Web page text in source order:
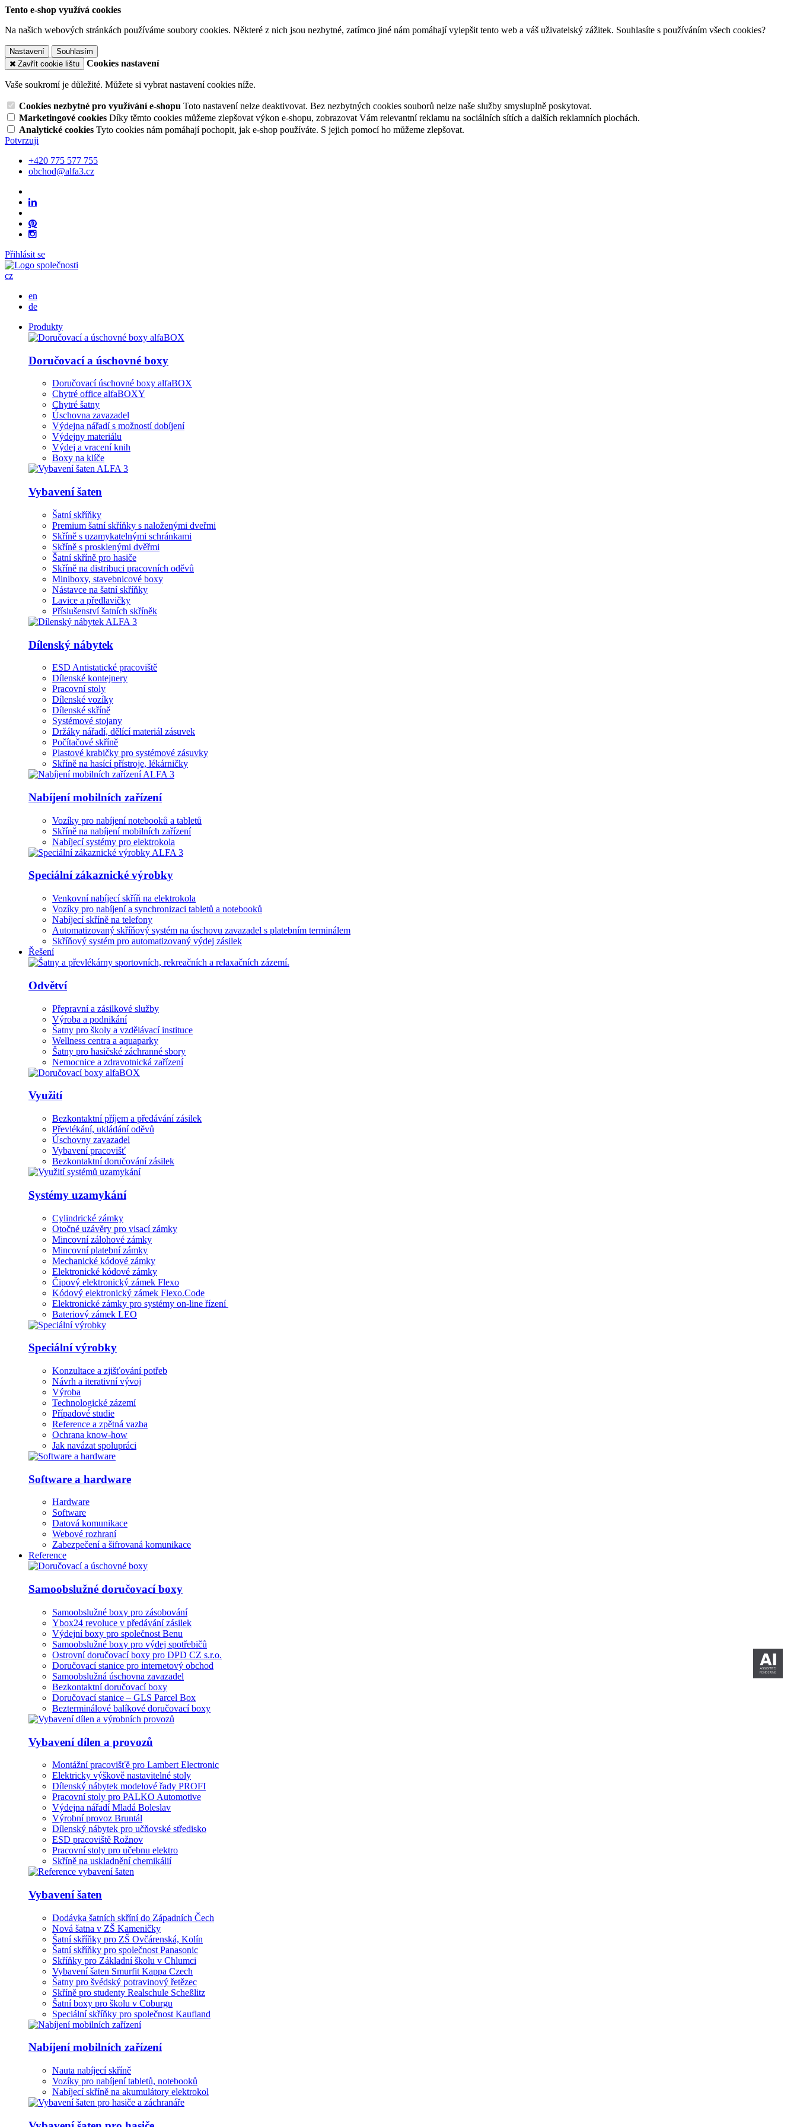
Tento e-shop využívá cookies
Na našich webových stránkách používáme soubory cookies. Některé z nich jsou nezbytné, zatímco jiné nám pomáhají vylepšit tento web a váš uživatelský zážitek. Souhlasíte s používáním všech cookies?
Nastavení
Souhlasím
Zavřít cookie lištu
Cookies nastavení
Vaše soukromí je důležité. Můžete si vybrat nastavení cookies níže.
Cookies nezbytné pro využívání e-shopu Toto nastavení nelze deaktivovat. Bez nezbytných cookies souborů nelze naše služby smysluplně poskytovat.
Marketingové cookies Díky těmto cookies můžeme zlepšovat výkon e-shopu, zobrazovat Vám relevantní reklamu na sociálních sítích a dalších reklamních plochách.
Analytické cookies Tyto cookies nám pomáhají pochopit, jak e-shop používáte. S jejich pomocí ho můžeme zlepšovat.
Potvrzuji
+420 775 577 755
obchod@alfa3.cz
Přihlásit se
cz
en
de
Produkty
Doručovací a úschovné boxy
Doručovací úschovné boxy alfaBOX
Chytré office alfaBOXY
Chytré šatny
Úschovna zavazadel
Výdejna nářadí s možností dobíjení
Výdejny materiálu
Výdej a vracení knih
Boxy na klíče
Vybavení šaten
Šatní skříňky
Premium šatní skříňky s naloženými dveřmi
Skříně s uzamykatelnými schránkami
Skříně s prosklenými dvěřmi
Šatní skříně pro hasiče
Skříně na distribuci pracovních oděvů
Miniboxy, stavebnicové boxy
Nástavce na šatní skříňky
Lavice a předlavičky
Příslušenství šatních skříněk
Dílenský nábytek
ESD Antistatické pracoviště
Dílenské kontejnery
Pracovní stoly
Dílenské vozíky
Dílenské skříně
Systémové stojany
Držáky nářadí, dělící materiál zásuvek
Počítačové skříně
Plastové krabičky pro systémové zásuvky
Skříně na hasící přístroje, lékárničky
Nabíjení mobilních zařízení
Vozíky pro nabíjení notebooků a tabletů
Skříně na nabíjení mobilních zařízení
Nabíjecí systémy pro elektrokola
Speciální zákaznické výrobky
Venkovní nabíjecí skříň na elektrokola
Vozíky pro nabíjení a synchronizaci tabletů a notebooků
Nabíjecí skříně na telefony
Automatizovaný skříňový systém na úschovu zavazadel s platebním terminálem
Skříňový systém pro automatizovaný výdej zásilek
Řešení
Odvětví
Přepravní a zásilkové služby
Výroba a podnikání
Šatny pro školy a vzdělávací instituce
Wellness centra a aquaparky
Šatny pro hasičské záchranné sbory
Nemocnice a zdravotnická zařízení
Využití
Bezkontaktní příjem a předávání zásilek
Převlékání, ukládání oděvů
Úschovny zavazadel
Vybavení pracovišť
Bezkontaktní doručování zásilek
Systémy uzamykání
Cylindrické zámky
Otočné uzávěry pro visací zámky
Mincovní zálohové zámky
Mincovní platební zámky
Mechanické kódové zámky
Elektronické kódové zámky
Čipový elektronický zámek Flexo
Kódový elektronický zámek Flexo.Code
Elektronické zámky pro systémy on-line řízení
Bateriový zámek LEO
Speciální výrobky
Konzultace a zjišťování potřeb
Návrh a iterativní vývoj
Výroba
Technologické zázemí
Případové studie
Reference a zpětná vazba
Ochrana know-how
Jak navázat spolupráci
Software a hardware
Hardware
Software
Datová komunikace
Webové rozhraní
Zabezpečení a šifrovaná komunikace
Reference
Samoobslužné doručovací boxy
Samoobslužné boxy pro zásobování
Ybox24 revoluce v předávání zásilek
Výdejní boxy pro společnost Benu
Samoobslužné boxy pro výdej spotřebičů
Ostrovní doručovací boxy pro DPD CZ s.r.o.
Doručovací stanice pro internetový obchod
Samoobslužná úschovna zavazadel
Bezkontaktní doručovací boxy
Doručovací stanice – GLS Parcel Box
Bezterminálové balíkové doručovací boxy
Vybavení dílen a provozů
Montážní pracovišťě pro Lambert Electronic
Elektricky výškově nastavitelné stoly
Dílenský nábytek modelové řady PROFI
Pracovní stoly pro PALKO Automotive
Výdejna nářadí Mladá Boleslav
Výrobní provoz Bruntál
Dílenský nábytek pro učňovské středisko
ESD pracoviště Rožnov
Pracovní stoly pro učebnu elektro
Skříně na uskladnění chemikálií
Vybavení šaten
Dodávka šatních skříní do Západních Čech
Nová šatna v ZŠ Kameničky
Šatní skříňky pro ZŠ Ovčárenská, Kolín
Šatní skříňky pro společnost Panasonic
Skříňky pro Základní školu v Chlumci
Vybavení šaten Smurfit Kappa Czech
Šatny pro švédský potravinový řetězec
Skříně pro studenty Realschule Scheßlitz
Šatní boxy pro školu v Coburgu
Speciální skříňky pro společnost Kaufland
Nabíjení mobilních zařízení
Nauta nabíjecí skříně
Vozíky pro nabíjení tabletů, notebooků
Nabíjecí skříně na akumulátory elektrokol